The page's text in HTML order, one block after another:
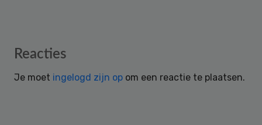
Reader
Reacties
Je moet ingelogd zijn op om een reactie te plaatsen.